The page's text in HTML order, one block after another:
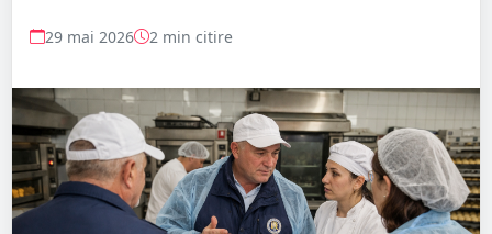
29 mai 2026 2 min citire